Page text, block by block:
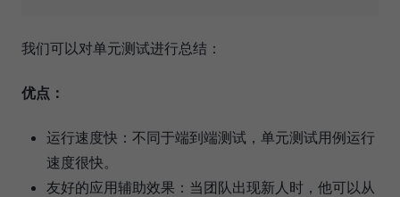
我们可以对单元测试进行总结：
优点：
运行速度快：不同于端到端测试，单元测试用例运行
速度很快。
友好的应用辅助效果：当团队出现新人时，他可以从